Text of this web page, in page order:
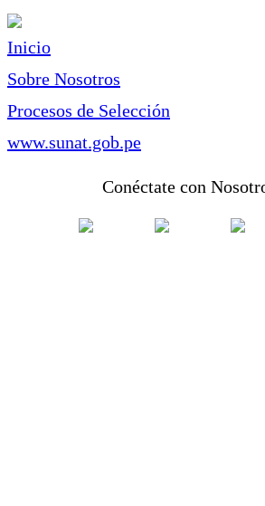
Inicio
Sobre Nosotros
Procesos de Selección
www.sunat.gob.pe
Conéctate con